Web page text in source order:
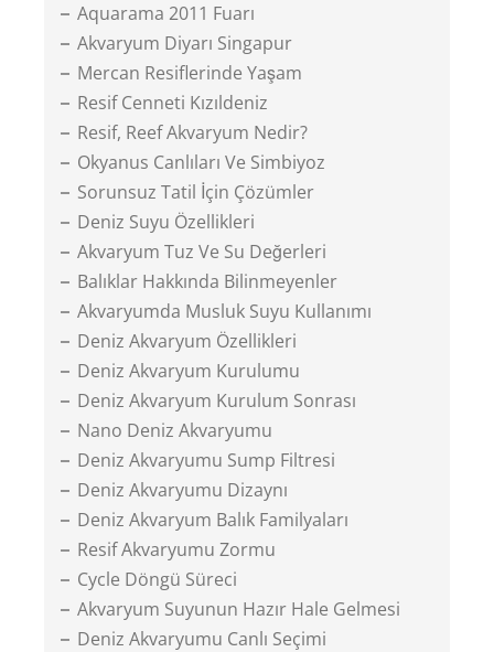
Aquarama 2011 Fuarı
Akvaryum Diyarı Singapur
Mercan Resiflerinde Yaşam
Resif Cenneti Kızıldeniz
Resif, Reef Akvaryum Nedir?
Okyanus Canlıları Ve Simbiyoz
Sorunsuz Tatil İçin Çözümler
Deniz Suyu Özellikleri
Akvaryum Tuz Ve Su Değerleri
Balıklar Hakkında Bilinmeyenler
Akvaryumda Musluk Suyu Kullanımı
Deniz Akvaryum Özellikleri
Deniz Akvaryum Kurulumu
Deniz Akvaryum Kurulum Sonrası
Nano Deniz Akvaryumu
Deniz Akvaryumu Sump Filtresi
Deniz Akvaryumu Dizaynı
Deniz Akvaryum Balık Familyaları
Resif Akvaryumu Zormu
Cycle Döngü Süreci
Akvaryum Suyunun Hazır Hale Gelmesi
Deniz Akvaryumu Canlı Seçimi